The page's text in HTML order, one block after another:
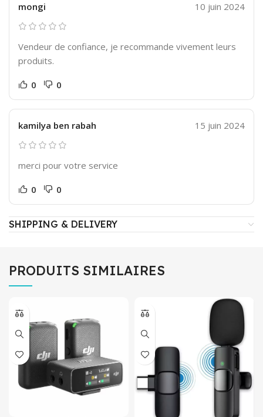
mongi 10 juin 2024
Vendeur de confiance, je recommande vivement leurs
produits.
0 0
kamilya ben rabah 15 juin 2024
merci pour votre service
0 0
SHIPPING & DELIVERY
PRODUITS SIMILAIRES